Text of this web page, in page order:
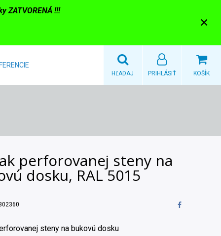
ZATVORENÁ !!!
×
KOŠÍK
PRIHLÁSIŤ
HĽADAJ
perforovanej steny na
dosku, RAL 5015
steny na bukovú dosku